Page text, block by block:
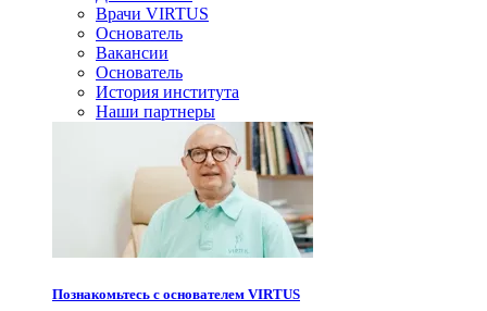
Врачи VIRTUS
Основатель
Вакансии
Основатель
История института
Наши партнеры
Познакомьтесь с основателем VIRTUS